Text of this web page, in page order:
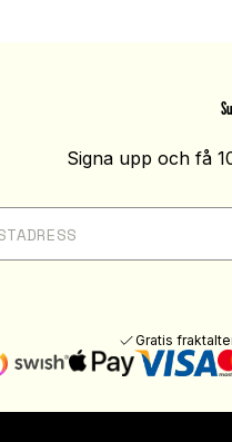
Signa upp och få
Gratis